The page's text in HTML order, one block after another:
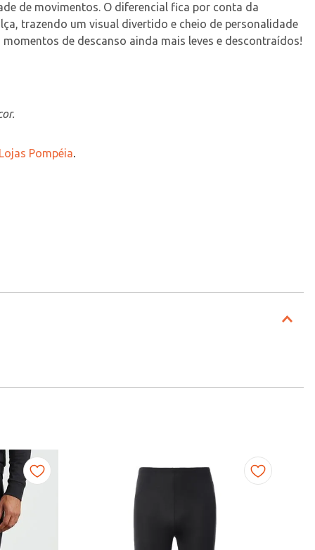
de movimentos. O diferencial fica por conta da
trazendo um visual divertido e cheio de personalidade
de descanso ainda mais leves e descontraídos!
Pompéia.